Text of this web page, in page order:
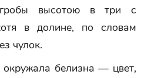
высотою в три с
в долине, по словам
чулок.
белизна — цвет,